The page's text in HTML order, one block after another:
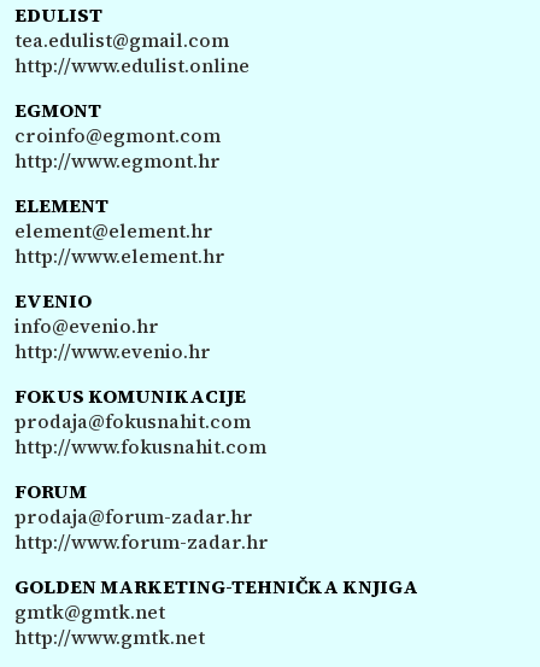
EDULIST
tea.edulist@gmail.com
http://www.edulist.online
EGMONT
croinfo@egmont.com
http://www.egmont.hr
ELEMENT
element@element.hr
http://www.element.hr
EVENIO
info@evenio.hr
http://www.evenio.hr
FOKUS KOMUNIKACIJE
prodaja@fokusnahit.com
http://www.fokusnahit.com
FORUM
prodaja@forum-zadar.hr
http://www.forum-zadar.hr
GOLDEN MARKETING-TEHNIČKA KNJIGA
gmtk@gmtk.net
http://www.gmtk.net